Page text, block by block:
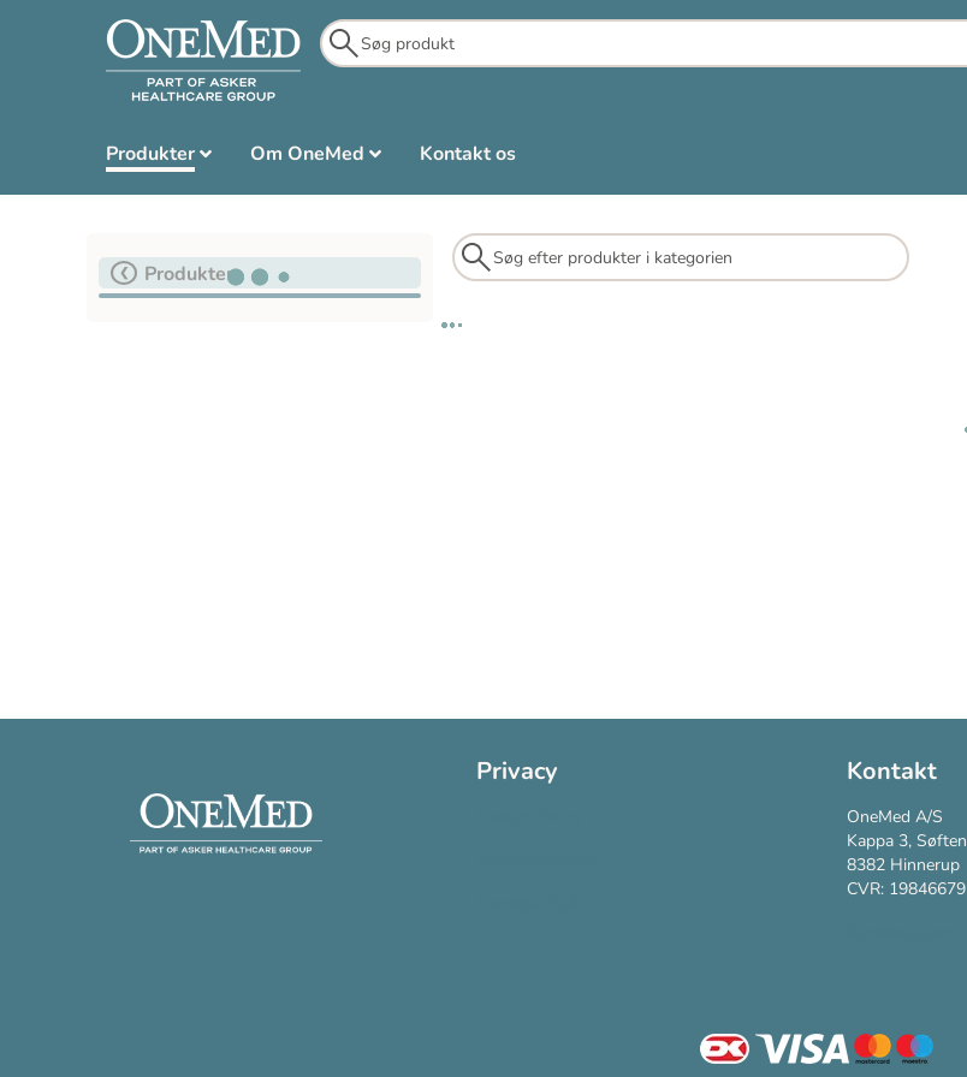
Produkter Om OneMed Kontakt os
Produkter
Privacy Kontakt
OneMed A/S
Kappa 3, Søften
8382 Hinnerup
CVR: 19846679